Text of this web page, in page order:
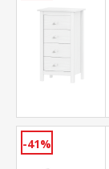
-41%